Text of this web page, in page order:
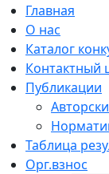
Главная
О нас
Каталог
Контактный
Публикации
Таблица
Орг.взнос